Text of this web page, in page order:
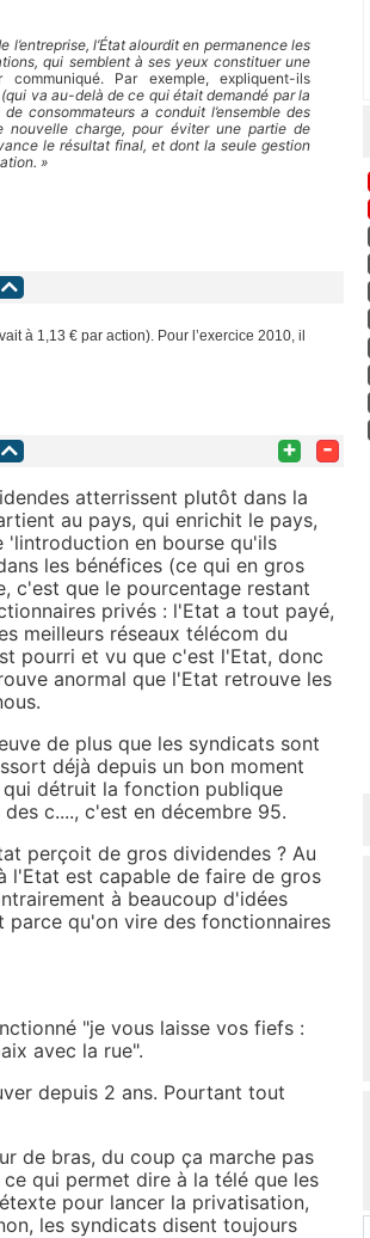
l’État alourdit en permanence les
qui semblent à ses yeux constituer une
Par exemple, expliquent-ils
va au-delà de ce qui était demandé par la
consommateurs a conduit l’ensemble des
nouvelle charge, pour éviter une partie de
le résultat final, et dont la seule gestion
»
à 1,13 € par action). Pour l’exercice 2010, il
+ -
atterrissent plutôt dans la
au pays, qui enrichit le pays,
'lintroduction en bourse qu'ils
les bénéfices (ce qui en gros
c'est que le pourcentage restant
privés : l'Etat a tout payé,
meilleurs réseaux télécom du
pourri et vu que c'est l'Etat, donc
anormal que l'Etat retrouve les
de plus que les syndicats sont
déjà depuis un bon moment
détruit la fonction publique
c...., c'est en décembre 95.
perçoit de gros dividendes ? Au
l'Etat est capable de faire de gros
à beaucoup d'idées
parce qu'on vire des fonctionnaires
"je vous laisse vos fiefs :
avec la rue".
depuis 2 ans. Pourtant tout
de bras, du coup ça marche pas
qui permet dire à la télé que les
pour lancer la privatisation,
les syndicats disent toujours